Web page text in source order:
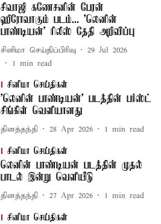
சிவாஜி கணேசனின் பேரன்
ஹீரோவாகும் படம்... 'லெனின்
பாண்டியன்' ரிலீஸ் தேதி அறிவிப்பு
சினிமா செய்திப்பிரிவு
29 Jul 2026
1 min read
சினிமா செய்திகள்
'லெனின் பாண்டியன்' படத்தின் பர்ஸ்ட்
சிங்கிள் வெளியானது
தினத்தந்தி 28 Apr 2026 1 min read
சினிமா செய்திகள்
லெனின் பாண்டியன் படத்தின் முதல்
பாடல் இன்று வெளியீடு
தினத்தந்தி 27 Apr 2026 1 min read
சினிமா செய்திகள்